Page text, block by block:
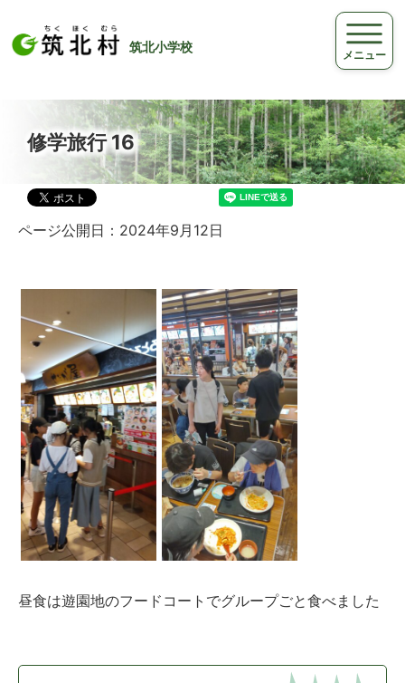
筑北小学校
メニュー
修学旅行 16
ページ公開日：2024年9月12日
昼食は遊園地のフードコートでグループごと食べました